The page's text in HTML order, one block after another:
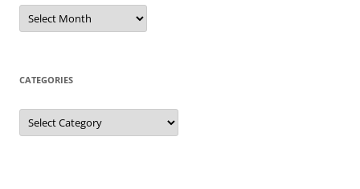
Archives
CATEGORIES
Categories